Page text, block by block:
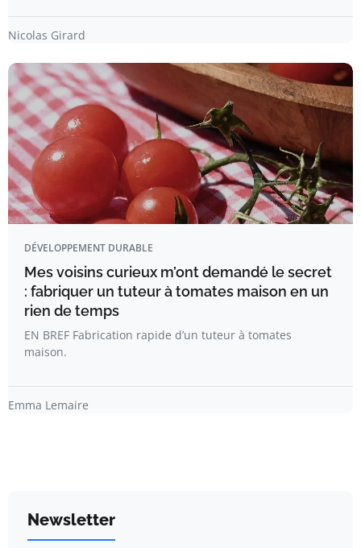
Nicolas Girard
DÉVELOPPEMENT DURABLE
Mes voisins curieux m’ont demandé le secret
: fabriquer un tuteur à tomates maison en un
rien de temps
EN BREF Fabrication rapide d’un tuteur à tomates
maison.
Emma Lemaire
Newsletter